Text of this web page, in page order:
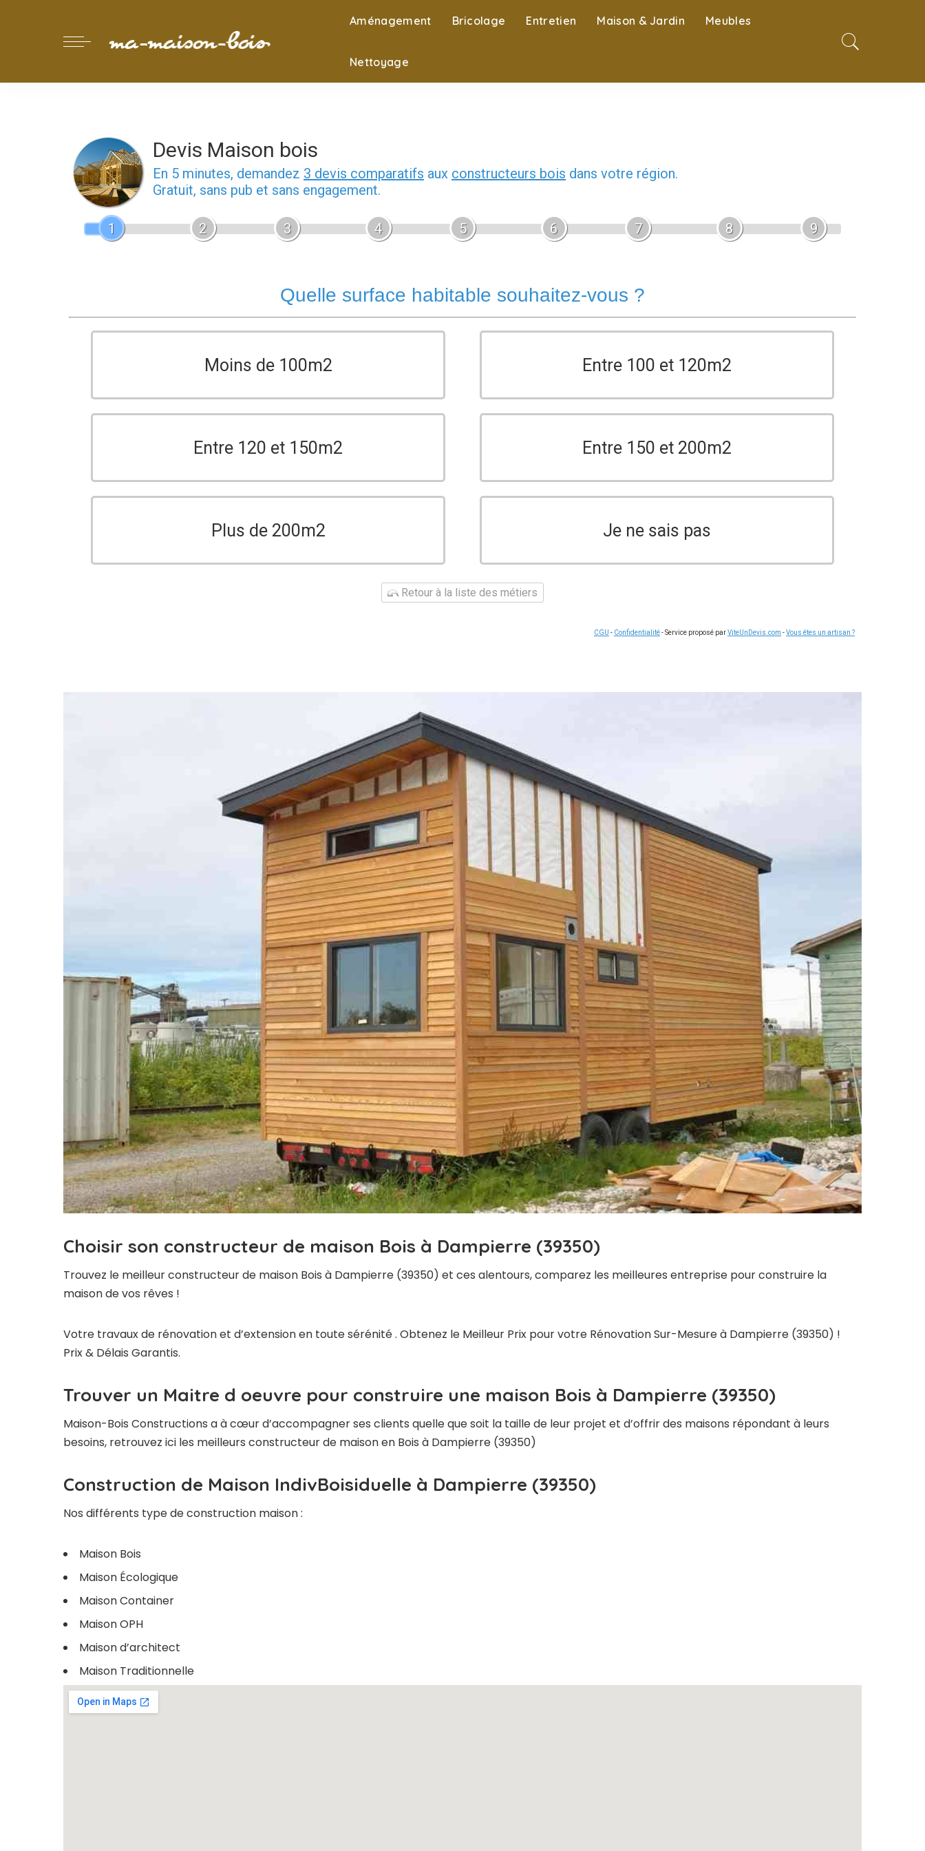
Aménagement Bricolage Entretien Maison & Jardin Meubles
Nettoyage
Devis Maison bois
En 5 minutes, demandez 3 devis comparatifs aux constructeurs bois dans votre région.
Gratuit, sans pub et sans engagement.
1 2 3 4 5 6 7 8 9
Quelle surface habitable souhaitez-vous ?
Moins de 100m2 Entre 100 et 120m2
Entre 120 et 150m2 Entre 150 et 200m2
Plus de 200m2 Je ne sais pas
Retour à la liste des métiers
CGU - Confidentialité- Service proposé parViteUnDevis.com -Vous êtes un artisan ?
Choisir son constructeur de maison Bois à Dampierre (39350)
Trouvez le meilleur constructeur de maison Bois à Dampierre (39350) et ces alentours, comparez les meilleures entreprise pour construire la
maison de vos rêves !
Votre travaux de rénovation et d’extension en toute sérénité . Obtenez le Meilleur Prix pour votre Rénovation Sur-Mesure à Dampierre (39350) !
Prix & Délais Garantis.
Trouver un Maitre d oeuvre pour construire une maison Bois à Dampierre (39350)
Maison-Bois Constructions a à cœur d’accompagner ses clients quelle que soit la taille de leur projet et d’offrir des maisons répondant à leurs
besoins, retrouvez ici les meilleurs constructeur de maison en Bois à Dampierre (39350)
Construction de Maison IndivBoisiduelle à Dampierre (39350)
Nos différents type de construction maison :
Maison Bois
Maison Écologique
Maison Container
Maison OPH
Maison d’architect
Maison Traditionnelle